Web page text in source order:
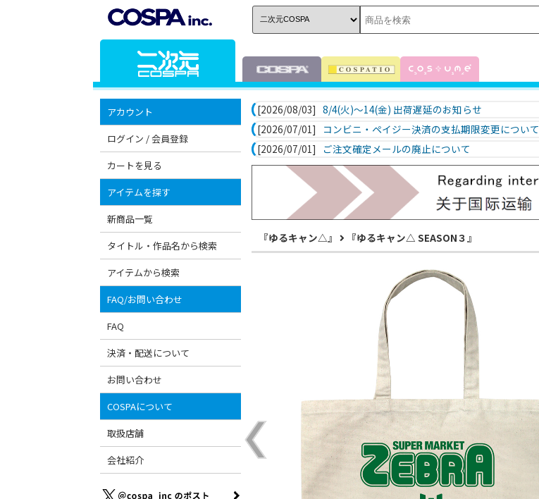
アカウント
ログイン / 会員登録
カートを見る
アイテムを探す
新商品一覧
タイトル・作品名から検索
アイテムから検索
FAQ/お問い合わせ
FAQ
決済・配送について
お問い合わせ
COSPAについて
取扱店舗
会社紹介
[2026/08/03] 8/4(火)～14(金) 出荷遅延のお知らせ
[2026/07/01]
コンビニ・ペイジー決済の支払期限変更について
[2026/07/01]
ご注文確定メールの廃止について
『ゆるキャン△』 『ゆるキャン△ SEASON３』